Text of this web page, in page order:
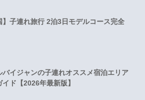
】子連れ旅行 2泊3日モデルコース完全
バイジャンの子連れオススメ宿泊エリア
イド【2026年最新版】